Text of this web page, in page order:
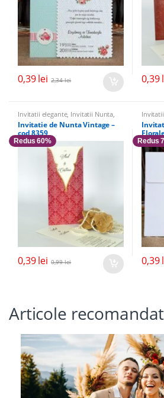
0,39lei 2,34lei 0,39
Invitatii elegante, Invitatii Nunta,
Invitatii vintage
Invitatie de Nunta Vintage –
cod 8359
Redus 60%
0,39lei 0,99lei
Redus
0,39
Articole